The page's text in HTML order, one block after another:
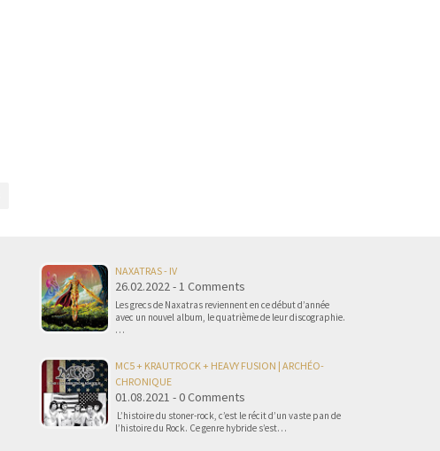
NAXATRAS - IV
26.02.2022 - 1 Comments
Les grecs de Naxatras reviennent en ce début d’année
avec un nouvel album, le quatrième de leur discographie.
…
MC5 + KRAUTROCK + HEAVY FUSION | ARCHÉO-
CHRONIQUE
01.08.2021 - 0 Comments
L’histoire du stoner-rock, c’est le récit d’un vaste pan de
l’histoire du Rock. Ce genre hybride s’est…